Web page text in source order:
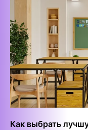
Как выбрать